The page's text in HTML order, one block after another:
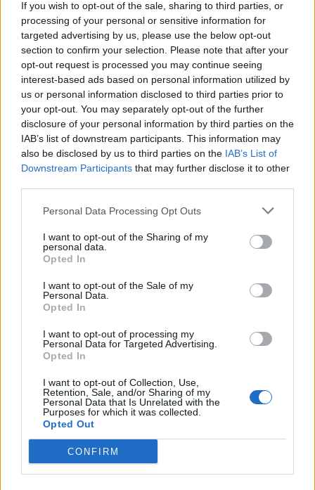
If you wish to opt-out of the sale, sharing to third parties, or
processing of your personal or sensitive information for
targeted advertising by us, please use the below opt-out
section to confirm your selection. Please note that after your
opt-out request is processed you may continue seeing
interest-based ads based on personal information utilized by
us or personal information disclosed to third parties prior to
your opt-out. You may separately opt-out of the further
disclosure of your personal information by third parties on the
IAB’s list of downstream participants. This information may
also be disclosed by us to third parties on the IAB’s List of
Downstream Participants that may further disclose it to other
Personal Data Processing Opt Outs
I want to opt-out of the Sharing of my
personal data.
Opted In
I want to opt-out of the Sale of my
Personal Data.
Opted In
I want to opt-out of processing my
Personal Data for Targeted Advertising.
Opted In
I want to opt-out of Collection, Use,
Retention, Sale, and/or Sharing of my
Personal Data that Is Unrelated with the
Purposes for which it was collected.
Opted Out
CONFIRM
0 uživatelům se líbí
Věk: ??
Země:
Kontakt
Napsat uživateli vzkaz
Informace o profilu a chatu
Registrace od: 11.04.2014 20:05
Online
Počet přátel
: 1476x
Moji nejnovější přátelé
Říká o mně: